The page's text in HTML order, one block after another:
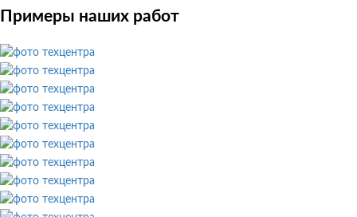
Примеры наших работ